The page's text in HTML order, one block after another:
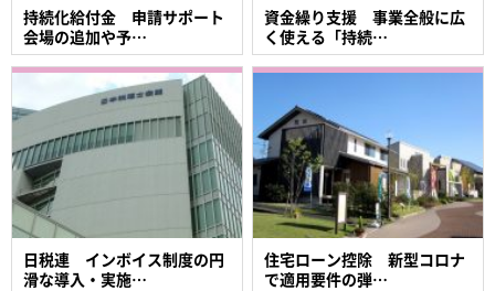
資金繰り支援 事業全般に広
く使える「持続…
持続化給付金 申請サポート
会場の追加や予…
住宅ローン控除 新型コロナ
で適用要件の弾…
日税連 インボイス制度の円
滑な導入・実施…